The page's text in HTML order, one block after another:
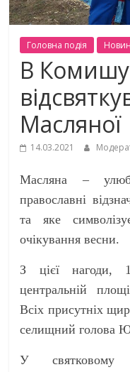
Головна подiя
В
Масляної
14.03.2021
Масляна –
православні
та яке
очікування весни.
З цієї нагоди,
центральній
Всіх присутніх
селищний голова
У святковому